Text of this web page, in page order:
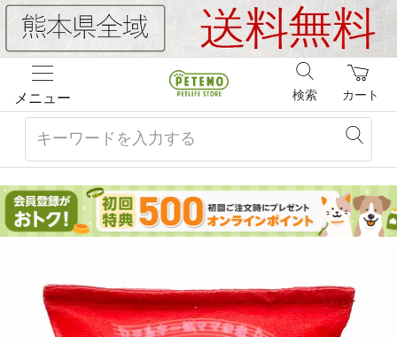
メニュー カート
検索